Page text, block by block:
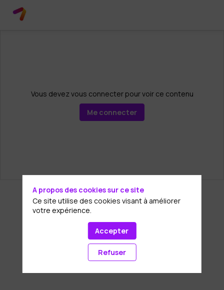
Vous devez vous connecter pour voir ce contenu
Me connecter
A propos des cookies sur ce site
Ce site utilise des cookies visant à améliorer
votre expérience.
Accepter
Refuser